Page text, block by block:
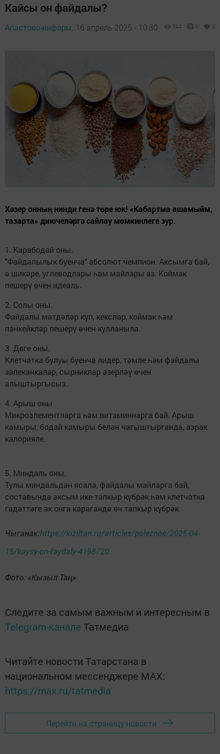
Кайсы он файдалы?
Апастово-информ, 16 апрель 2025 - 10:30 522 0 0
Хәзер онның нинди генә төре юк! «Кабартма ашамыйм,
тазарта» диючеләргә сайлау мөмкинлеге зур.
1. Карабодай оны.
"Файдалылык буенча" абсолют чемпион. Аксымга бай,
ә шикәре, углеводлары һәм майлары аз. Коймак
пешерү өчен идеаль.
2. Солы оны.
Файдалы матдәләр күп, кекслар, коймак һәм
панкейклар пешерү өчен кулланыла.
3. Дөге оны.
Клетчатка булуы буенча лидер, тәмле һәм файдалы
запеканкалар, сырниклар әзерләү өчен
алыштыргысыз.
4. Арыш оны
Микроэлементларга һәм витаминнарга бай. Арыш
камыры, бодай камыры белән чагыштырганда, азрак
калорияле.
5. Миндаль оны.
Тулы миндальдән ясала, файдалы майларга бай,
составында аксым ике тапкыр күбрәк һәм клетчатка
гадәттәге ак онга караганда өч тапкыр күбрәк.
Чыганак:https://kiziltan.ru/articles/poleznoe/2025-04-
15/kaysy-on-faydaly-4198720
Фото: «Кызыл Таң»
Следите за самым важным и интересным в
Telegram-канале Татмедиа
Читайте новости Татарстана в
национальном мессенджере MАХ:
https://max.ru/tatmedia
Перейти на страницу новости